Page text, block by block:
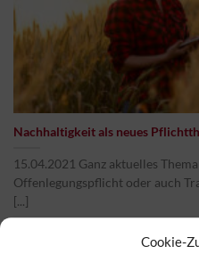
Cookie-
Nachhaltigkeit als neues
15.04.2021 Ganz aktuelles
Offenlegungspflicht oder auch
[...]